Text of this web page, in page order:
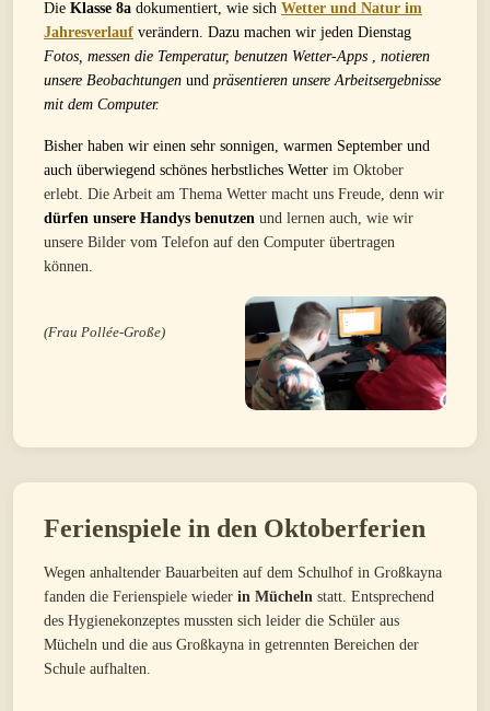
Die Klasse 8a dokumentiert, wie sich Wetter und Natur im
Jahresverlauf verändern. Dazu machen wir jeden Dienstag
Fotos, messen die Temperatur, benutzen Wetter-Apps , notieren
unsere Beobachtungen und präsentieren unsere Arbeitsergebnisse
mit dem Computer.
Bisher haben wir einen sehr sonnigen, warmen September und
auch überwiegend schönes herbstliches Wetter im Oktober
erlebt. Die Arbeit am Thema Wetter macht uns Freude, denn wir
dürfen unsere Handys benutzen und lernen auch, wie wir
unsere Bilder vom Telefon auf den Computer übertragen
können.
(Frau Pollée-Große)
Ferienspiele in den Oktoberferien
Wegen anhaltender Bauarbeiten auf dem Schulhof in Großkayna
fanden die Ferienspiele wieder in Mücheln statt. Entsprechend
des Hygienekonzeptes mussten sich leider die Schüler aus
Mücheln und die aus Großkayna in getrennten Bereichen der
Schule aufhalten.